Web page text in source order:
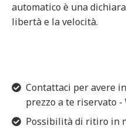
automatico è una
libertà e la velocità.
Contattaci per avere
prezzo a te riservato -
Possibilità di ritiro in